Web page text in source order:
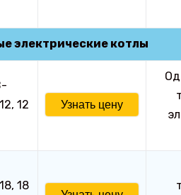
электрические котлы
12
Узнать цену
18